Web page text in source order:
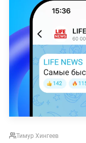
Тимур Хингеев